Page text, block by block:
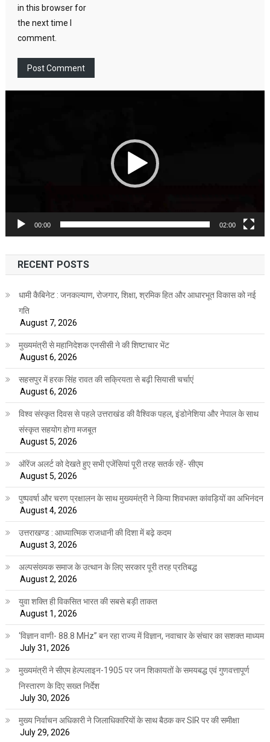
in this browser for
the next time I
comment.
00:00 02:00
RECENT POSTS
धामी कैबिनेट : जनकल्याण, रोजगार, शिक्षा, श्रमिक हित और आधारभूत विकास को नई
गति
August 7, 2026
मुख्यमंत्री से महानिदेशक एनसीसी ने की शिष्टाचार भेंट
August 6, 2026
सहसपुर में हरक सिंह रावत की सक्रियता से बढ़ी सियासी चर्चाएं
August 6, 2026
विश्व संस्कृत दिवस से पहले उत्तराखंड की वैश्विक पहल, इंडोनेशिया और नेपाल के साथ
संस्कृत सहयोग होगा मजबूत
August 5, 2026
ऑरेंज अलर्ट को देखते हुए सभी एजेंसियां पूरी तरह सतर्क रहें- सीएम
August 5, 2026
पुष्पवर्षा और चरण प्रक्षालन के साथ मुख्यमंत्री ने किया शिवभक्त कांवड़ियों का अभिनंदन
August 4, 2026
उत्तराखण्ड : आध्यात्मिक राजधानी की दिशा में बढ़े कदम
August 3, 2026
अल्पसंख्यक समाज के उत्थान के लिए सरकार पूरी तरह प्रतिबद्ध
August 2, 2026
युवा शक्ति ही विकसित भारत की सबसे बड़ी ताकत
August 1, 2026
‘विज्ञान वाणी- 88.8 MHz” बन रहा राज्य में विज्ञान, नवाचार के संचार का सशक्त माध्यम
July 31, 2026
मुख्यमंत्री ने सीएम हेल्पलाइन-1905 पर जन शिकायतों के समयबद्ध एवं गुणवत्तापूर्ण
निस्तारण के दिए सख्त निर्देश
July 30, 2026
मुख्य निर्वाचन अधिकारी ने जिलाधिकारियों के साथ बैठक कर SIR पर की समीक्षा
July 29, 2026